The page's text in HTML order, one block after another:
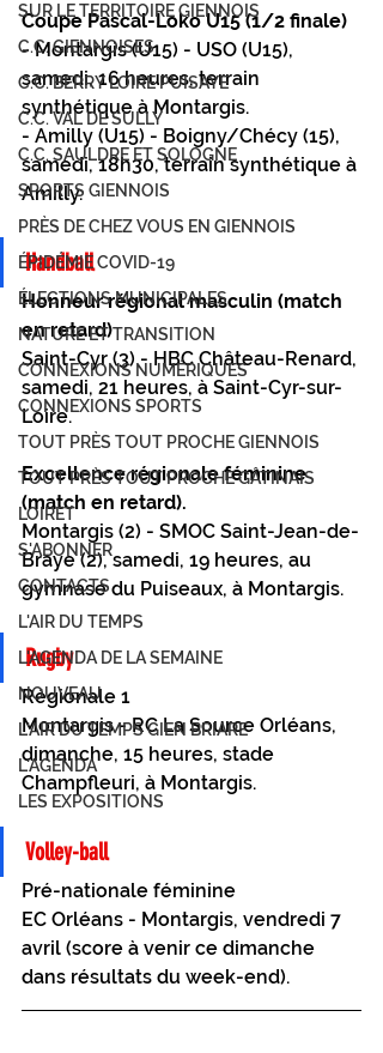
SUR LE TERRITOIRE GIENNOIS
C.C. GIENNOISES
C.C. BERRY LOIRE PUISAYE
C.C. VAL DE SULLY
C.C. SAULDRE ET SOLOGNE
SPORTS GIENNOIS
PRÈS DE CHEZ VOUS EN GIENNOIS
ÉPIDÉMIE COVID-19
ÉLECTIONS MUNICIPALES
NATURE ET TRANSITION
CONNEXIONS NUMÉRIQUES
CONNEXIONS SPORTS
TOUT PRÈS TOUT PROCHE GIENNOIS
TOUT PRÈS TOUT PROCHE GÂTINAIS
LOIRET
S'ABONNER
CONTACTS
L'AIR DU TEMPS
L'AGENDA DE LA SEMAINE
NOUVEAU
L'AIR DU TEMPS GIEN BRIARE
L'AGENDA
LES EXPOSITIONS
Coupe Pascal-Loko U15 (1/2 finale)
- Montargis (U15) - USO (U15),
samedi, 16 heures, terrain
synthétique à Montargis.
- Amilly (U15) - Boigny/Chécy (15),
samedi, 18h30, terrain synthétique à
Amilly.
Handball
Honneur régional masculin (match
en retard)
Saint-Cyr (3) - HBC Château-Renard,
samedi, 21 heures, à Saint-Cyr-sur-
Loire.
Excellence régionale féminine
(match en retard).
Montargis (2) - SMOC Saint-Jean-de-
Braye (2), samedi, 19 heures, au
gymnase du Puiseaux, à Montargis.
Rugby
Régionale 1
Montargis - RC La Source Orléans,
dimanche, 15 heures, stade
Champfleuri, à Montargis.
Volley-ball
Pré-nationale féminine
EC Orléans - Montargis, vendredi 7
avril (score à venir ce dimanche
dans résultats du week-end).